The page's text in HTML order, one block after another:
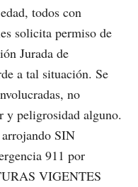
todos con
solicita permiso de
Jurada de
a tal situación. Se
no
y peligrosidad alguno.
SIN
911 por
VIGENTES